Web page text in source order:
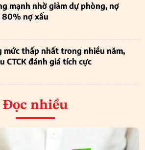
mạnh nhờ giảm dự phòng, nợ
80% nợ xấu
mức thấp nhất trong nhiều năm,
CTCK đánh giá tích cực
Đọc nhiều